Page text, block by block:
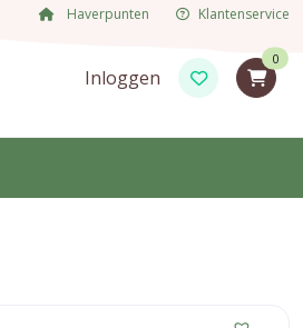
Haverpunten Klantenservice
Inloggen
0